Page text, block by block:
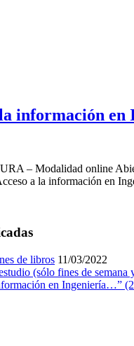
la información
– Modalidad online
a la información en
de libros 11/03/2022
(sólo fines de semana
en Ingeniería…”